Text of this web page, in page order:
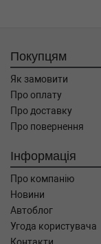
Покупцям
Як замовити
Про оплату
Про доставку
Про повернення
Інформація
Про компанію
Новини
Автоблог
Угода користувача